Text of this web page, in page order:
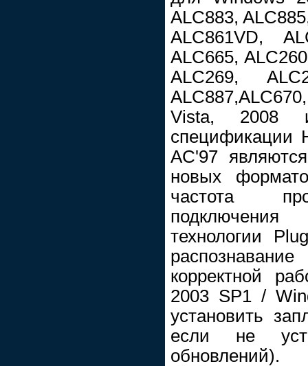
ALC883,
ALC861VD,
ALC665,
ALC269,
Vista, 2008
спецификации
AC'97
новых
частота
технологии
корректной
2003 SP1 /
установить
если не
обновлений).